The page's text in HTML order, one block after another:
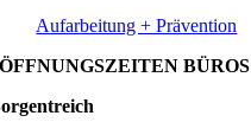
Aufarbeitung + Prävention
ÖFFNUNGSZEITEN BÜROS